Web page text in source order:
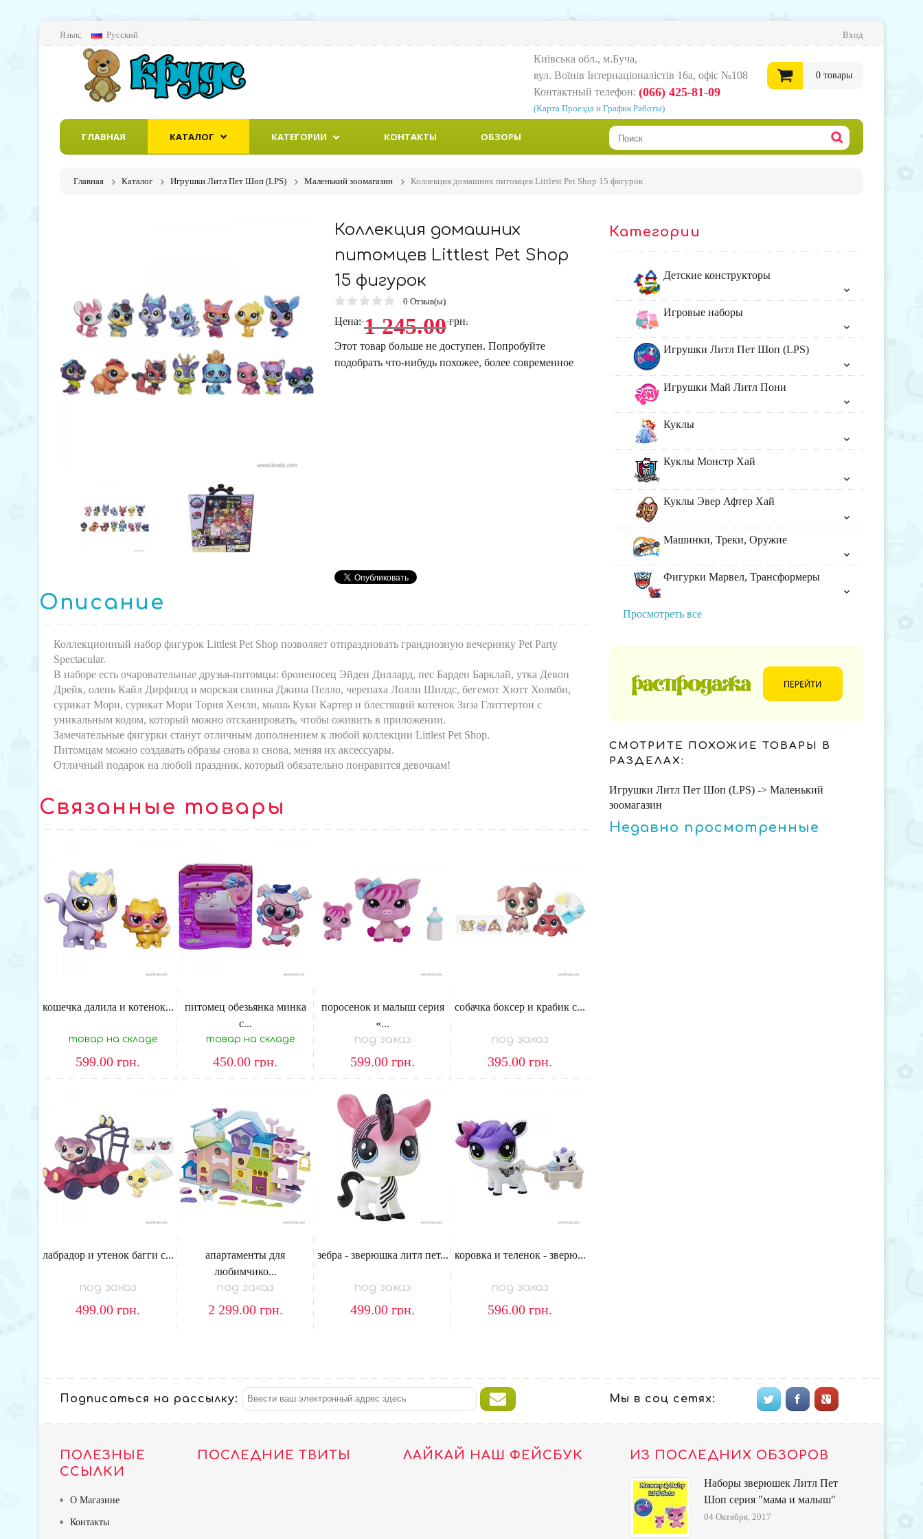
Язык: Русский Вход
Київська обл., м.Буча,
вул. Воїнiв Iнтернацiоналiстiв 16а, офіс №108
Контактный телефон: (066) 425-81-09
(Карта Проезда и График Работы)
0товары
ГЛАВНАЯ КАТАЛОГ КАТЕГОРИИ КОНТАКТЫ ОБЗОРЫ
Главная Каталог Игрушки Литл Пет Шоп (LPS) Маленький зоомагазин Коллекция домашних питомцев Littlest Pet Shop 15 фигурок
Коллекция домашних
питомцев Littlest Pet Shop
15 фигурок
0 Отзыв(ы)
Цена: 1 245.00 грн.
Этот товар больше не доступен. Попробуйте
подобрать что-нибудь похожее, более современное
Описание
Коллекционный набор фигурок Littlest Pet Shop позволяет отпраздновать грандиозную вечеринку Pet Party
Spectacular.
В наборе есть очаровательные друзья-питомцы: броненосец Эйден Диллард, пес Барден Барклай, утка Девон
Дрейк, олень Кайл Дирфилд и морская свинка Джина Пелло, черепаха Лолли Шилдс, бегемот Хютт Холмби,
сурикат Мори, сурикат Мори Тория Хенли, мышь Куки Картер и блестящий котенок Зиза Глиттертон с
уникальным кодом, который можно отсканировать, чтобы оживить в приложении.
Замечательные фигурки станут отличным дополнением к любой коллекции Littlest Pet Shop.
Питомцам можно создавать образы снова и снова, меняя их аксессуары.
Отличный подарок на любой праздник, который обязательно понравится девочкам!
Связанные товары
кошечка далила и котенок...
товар на складе
599.00 грн.
питомец обезьянка минка
с...
товар на складе
450.00 грн.
поросенок и малыш серия
«...
под заказ
599.00 грн.
собачка боксер и крабик с...
под заказ
395.00 грн.
лабрадор и утенок багги с...
под заказ
499.00 грн.
апартаменты для
любимчико...
под заказ
2 299.00 грн.
зебра - зверюшка литл пет...
под заказ
499.00 грн.
коровка и теленок - зверю...
под заказ
596.00 грн.
Категории
Детские конструкторы
Игровые наборы
Игрушки Литл Пет Шоп (LPS)
Игрушки Май Литл Пони
Куклы
Куклы Монстр Хай
Куклы Эвер Афтер Хай
Машинки, Треки, Оружие
Фигурки Марвел, Трансформеры
Просмотреть все
СМОТРИТЕ ПОХОЖИЕ ТОВАРЫ В
РАЗДЕЛАХ:
Игрушки Литл Пет Шоп (LPS) -> Маленький
зоомагазин
Недавно просмотренные
Подписаться на рассылку: Мы в соц сетях:
ПОЛЕЗНЫЕ
ССЫЛКИ
О Магазине
Контакты
ПОСЛЕДНИЕ ТВИТЫ ЛАЙКАЙ НАШ ФЕЙСБУК ИЗ ПОСЛЕДНИХ ОБЗОРОВ
Наборы зверюшек Литл Пет
Шоп серия "мама и малыш"
04 Октября, 2017